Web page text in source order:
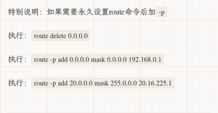
特别说明：如果需要永久设置route命令后加 -p
执行： route delete 0.0.0.0
执行： route -p add 0.0.0.0 mask 0.0.0.0 192.168.0.1
执行： route -p add 20.0.0.0 mask 255.0.0.0 20.16.225.1